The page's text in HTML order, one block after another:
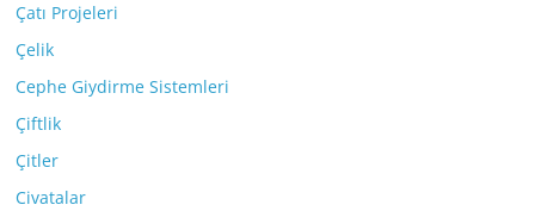
Çatı Projeleri
Çelik
Cephe Giydirme Sistemleri
Çiftlik
Çitler
Civatalar